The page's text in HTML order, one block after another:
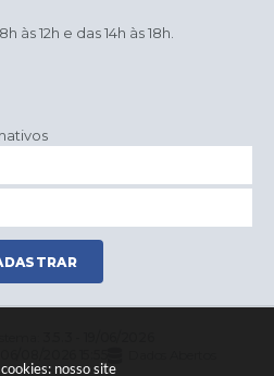
nosso site
às 12h e das 14h às 18h.